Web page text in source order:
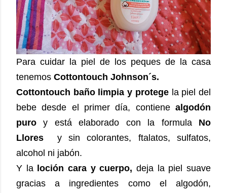
Para cuidar la piel de los peques de la casa
tenemos Cottontouch Johnson´s.
Cottontouch baño limpia y protegela piel del
bebe desde el primer día, contiene algodón
puro y está elaborado con la formula No
Llores y sin colorantes, ftalatos, sulfatos,
alcohol ni jabón.
Y la loción cara y cuerpo, deja la piel suave
gracias a ingredientes como el algodón,